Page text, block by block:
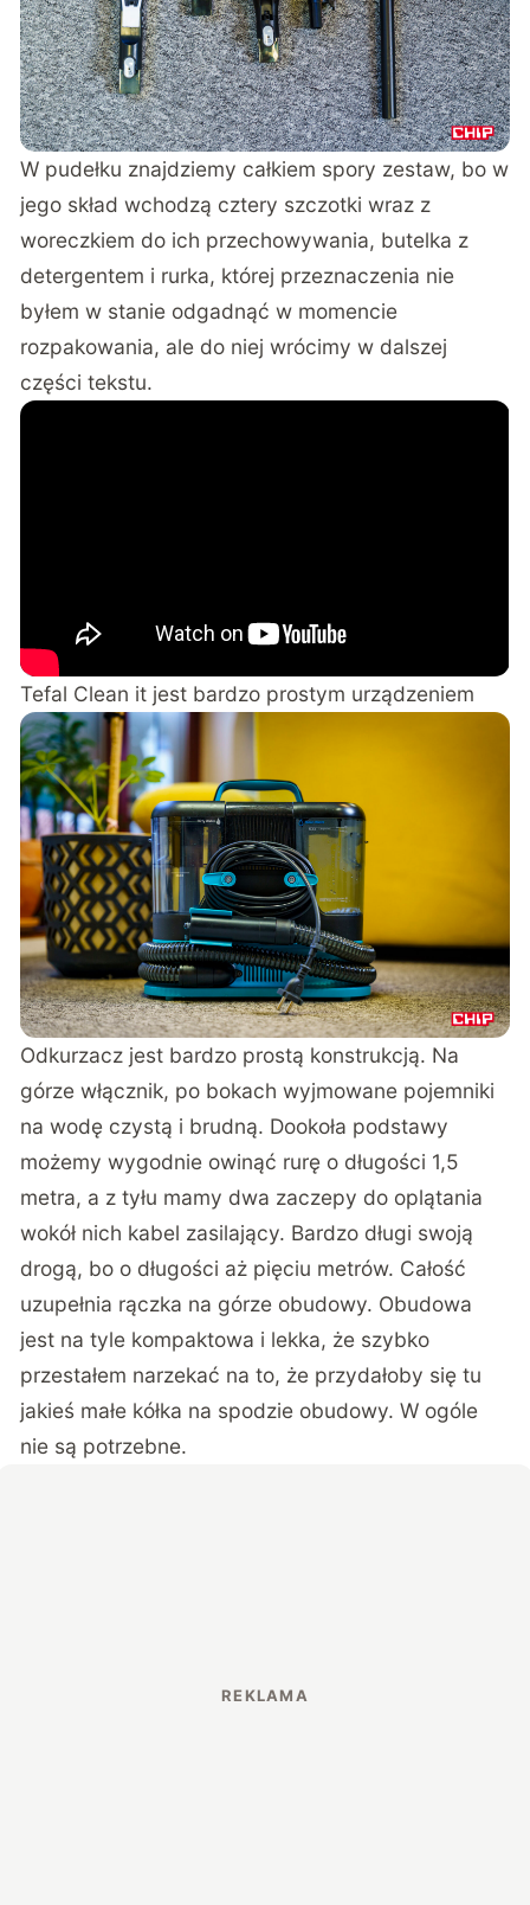
W pudełku znajdziemy całkiem spory zestaw, bo w
jego skład wchodzą cztery szczotki wraz z
woreczkiem do ich przechowywania, butelka z
detergentem i rurka, której przeznaczenia nie
byłem w stanie odgadnąć w momencie
rozpakowania, ale do niej wrócimy w dalszej
części tekstu.
Tefal Clean it jest bardzo prostym urządzeniem
Odkurzacz jest bardzo prostą konstrukcją. Na
górze włącznik, po bokach wyjmowane pojemniki
na wodę czystą i brudną. Dookoła podstawy
możemy wygodnie owinąć rurę o długości 1,5
metra, a z tyłu mamy dwa zaczepy do oplątania
wokół nich kabel zasilający. Bardzo długi swoją
drogą, bo o długości aż pięciu metrów. Całość
uzupełnia rączka na górze obudowy. Obudowa
jest na tyle kompaktowa i lekka, że szybko
przestałem narzekać na to, że przydałoby się tu
jakieś małe kółka na spodzie obudowy. W ogóle
nie są potrzebne.